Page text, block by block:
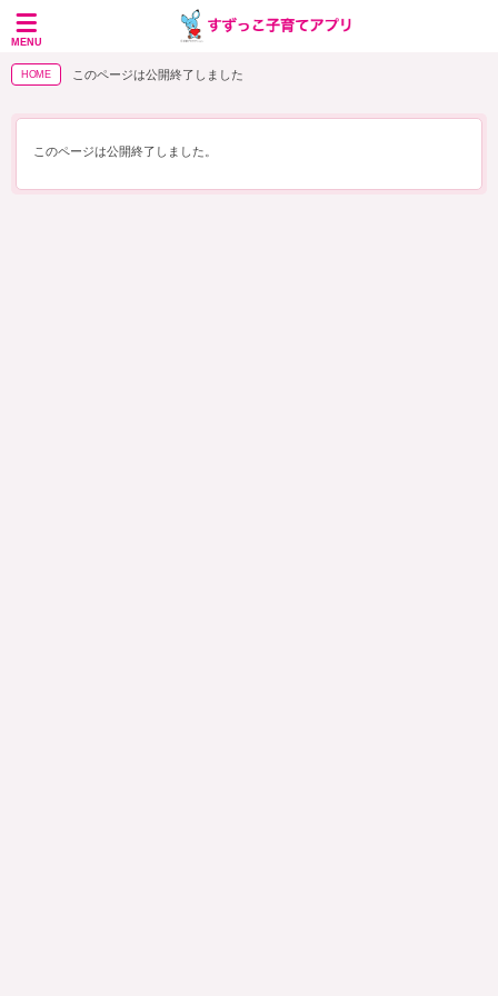
MENU
HOME このページは公開終了しました
このページは公開終了しました。